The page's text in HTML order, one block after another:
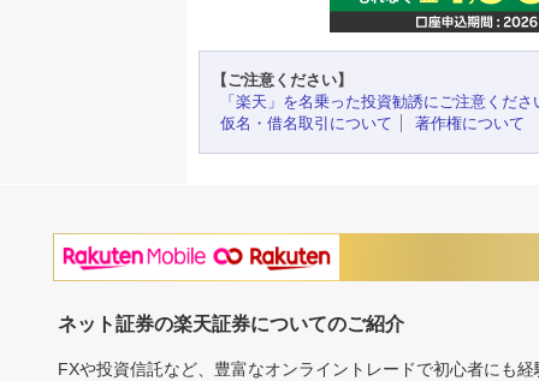
【ご注意ください】
「楽天」を名乗った投資勧誘にご注意くださ
仮名・借名取引について
著作権について
ネット証券の楽天証券についてのご紹介
FXや投資信託など、豊富なオンライントレードで初心者にも